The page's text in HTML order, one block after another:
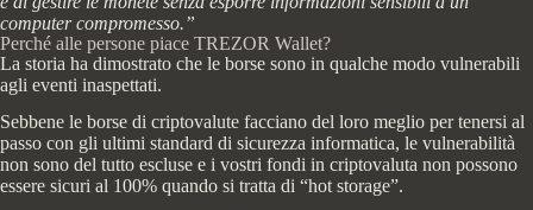
computer compromesso.”
Perché alle persone piace TREZOR Wallet?
La storia ha dimostrato che le borse sono in qualche modo vulnerabili
agli eventi inaspettati.
Sebbene le borse di criptovalute facciano del loro meglio per tenersi al
passo con gli ultimi standard di sicurezza informatica, le vulnerabilità
non sono del tutto escluse e i vostri fondi in criptovaluta non possono
essere sicuri al 100% quando si tratta di “hot storage”.